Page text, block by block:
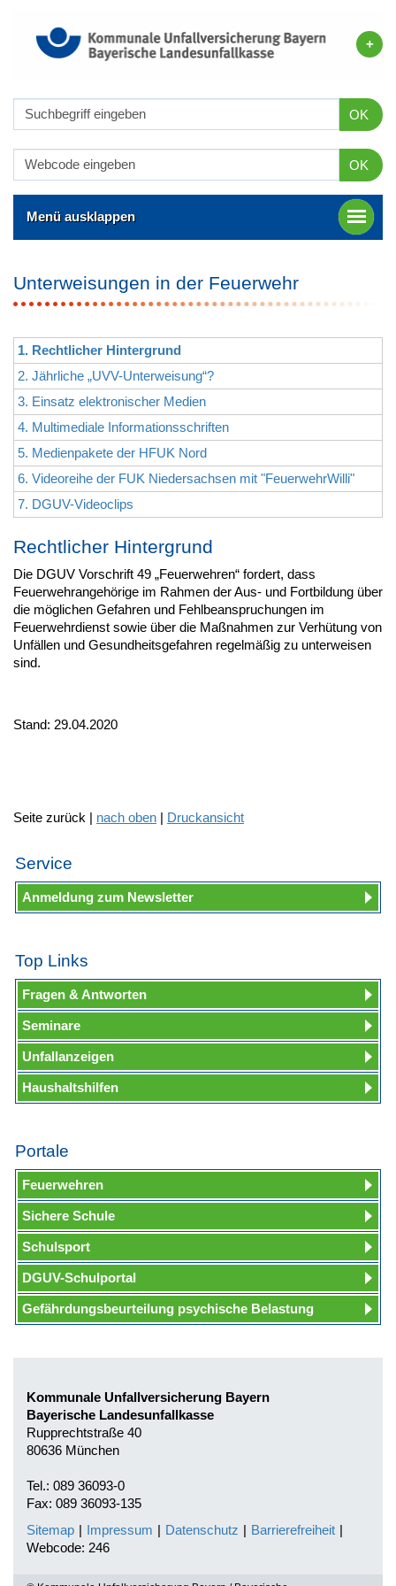
OK
OK
Menü ausklappen
Unterweisungen in der Feuerwehr
1. Rechtlicher Hintergrund
2. Jährliche „UVV-Unterweisung“?
3. Einsatz elektronischer Medien
4. Multimediale Informationsschriften
5. Medienpakete der HFUK Nord
6. Videoreihe der FUK Niedersachsen mit "FeuerwehrWilli"
7. DGUV-Videoclips
Rechtlicher Hintergrund
Die DGUV Vorschrift 49 „Feuerwehren“ fordert, dass
Feuerwehrangehörige im Rahmen der Aus- und Fortbildung über
die möglichen Gefahren und Fehlbeanspruchungen im
Feuerwehrdienst sowie über die Maßnahmen zur Verhütung von
Unfällen und Gesundheitsgefahren regelmäßig zu unterweisen
sind.
Stand: 29.04.2020
Seite zurück | nach oben | Druckansicht
Service
Anmeldung zum Newsletter
Top Links
Fragen & Antworten
Seminare
Unfallanzeigen
Haushaltshilfen
Portale
Feuerwehren
Sichere Schule
Schulsport
DGUV-Schulportal
Gefährdungsbeurteilung psychische Belastung
Kommunale Unfallversicherung Bayern
Bayerische Landesunfallkasse
Rupprechtstraße 40
80636 München
Tel.: 089 36093-0
Fax: 089 36093-135
Sitemap | Impressum | Datenschutz | Barrierefreiheit |
Webcode: 246